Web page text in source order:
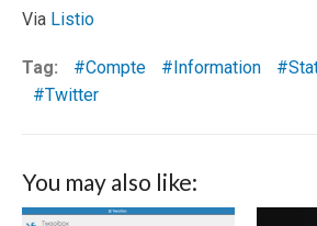
Via Listio
Tag: Compte Information
Twitter
You may also like: